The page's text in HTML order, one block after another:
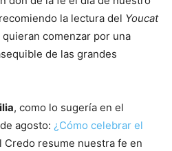
la lectura del Youcat
comenzar por una
de las grandes
, como lo sugería en el
agosto: ¿Cómo celebrar el
Credo resume nuestra fe en